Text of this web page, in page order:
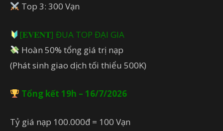
Top 3: 300 Vạn
[𝐄𝐕𝐄𝐍𝐓] ĐUA TOP ĐẠI GIA
Hoàn 50% tổng giá trị nạp
(Phát sinh giao dịch tối thiểu 500K)
Tổng kết 19h – 16/7/2026
Tỷ giá nạp 100.000đ = 100 Vạn